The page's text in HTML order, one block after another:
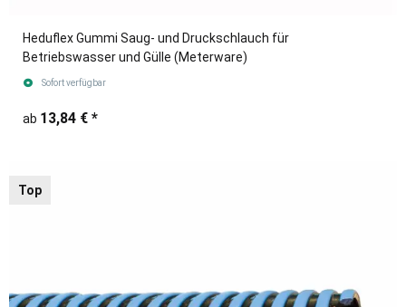
Heduflex Gummi Saug- und Druckschlauch für
Betriebswasser und Gülle (Meterware)
Sofort verfügbar
ab 13,84 € *
Top